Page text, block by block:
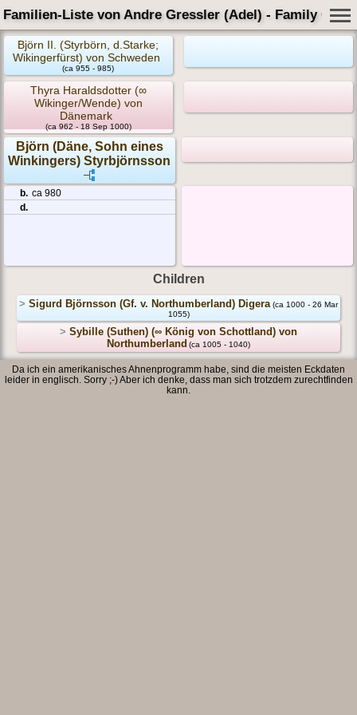
Familien-Liste von Andre Gressler (Adel) - Family Card
Björn II. (Styrbörn, d.Starke;
Wikingerfürst) von Schweden
(ca 955 - 985)
Thyra Haraldsdotter (∞
Wikinger/Wende) von
Dänemark
(ca 962 - 18 Sep 1000)
Björn (Däne, Sohn eines
Winkingers) Styrbjörnsson
b. ca 980
d.
Children
>Sigurd Björnsson (Gf. v. Northumberland) Digera (ca 1000 - 26 Mar
1055)
> Sybille (Suthen) (∞ König von Schottland) von
Northumberland (ca 1005 - 1040)
Da ich ein amerikanisches Ahnenprogramm habe, sind die meisten Eckdaten
leider in englisch. Sorry ;-) Aber ich denke, dass man sich trotzdem zurechtfinden
kann.